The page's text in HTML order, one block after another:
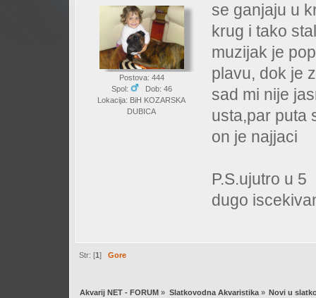
Postova: 444
Spol:
Dob: 46
Lokacija: BiH KOZARSKA
DUBICA
se ganjaju u
krug i tako
muzijak je
plavu, dok je
sad mi nije
usta,par puta
on je najjaci
P.S.ujutro u
dugo
Str: [1]Gore
Akvarij NET - FORUM » Slatkovodna Akvaristika» Novi u